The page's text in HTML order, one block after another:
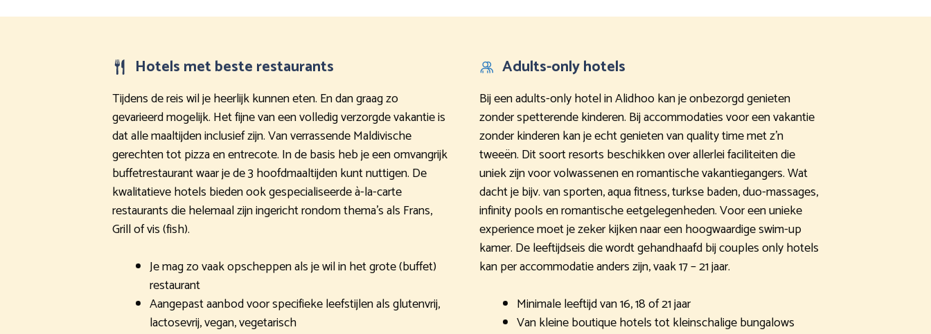
Hotels met beste restaurants
Tijdens de reis wil je heerlijk kunnen eten. En dan graag zo
gevarieerd mogelijk. Het fijne van een volledig verzorgde vakantie is
dat alle maaltijden inclusief zijn. Van verrassende Maldivische
gerechten tot pizza en entrecote. In de basis heb je een omvangrijk
buffetrestaurant waar je de 3 hoofdmaaltijden kunt nuttigen. De
kwalitatieve hotels bieden ook gespecialiseerde à-la-carte
restaurants die helemaal zijn ingericht rondom thema’s als Frans,
Grill of vis (fish).
Je mag zo vaak opscheppen als je wil in het grote (buffet)
restaurant
Aangepast aanbod voor specifieke leefstijlen als glutenvrij,
lactosevrij, vegan, vegetarisch
Adults-only hotels
Bij een adults-only hotel in Alidhoo kan je onbezorgd genieten
zonder spetterende kinderen. Bij accommodaties voor een vakantie
zonder kinderen kan je echt genieten van quality time met z’n
tweeën. Dit soort resorts beschikken over allerlei faciliteiten die
uniek zijn voor volwassenen en romantische vakantiegangers. Wat
dacht je bijv. van sporten, aqua fitness, turkse baden, duo-massages,
infinity pools en romantische eetgelegenheden. Voor een unieke
experience moet je zeker kijken naar een hoogwaardige swim-up
kamer. De leeftijdseis die wordt gehandhaafd bij couples only hotels
kan per accommodatie anders zijn, vaak 17 – 21 jaar.
Minimale leeftijd van 16, 18 of 21 jaar
Van kleine boutique hotels tot kleinschalige bungalows